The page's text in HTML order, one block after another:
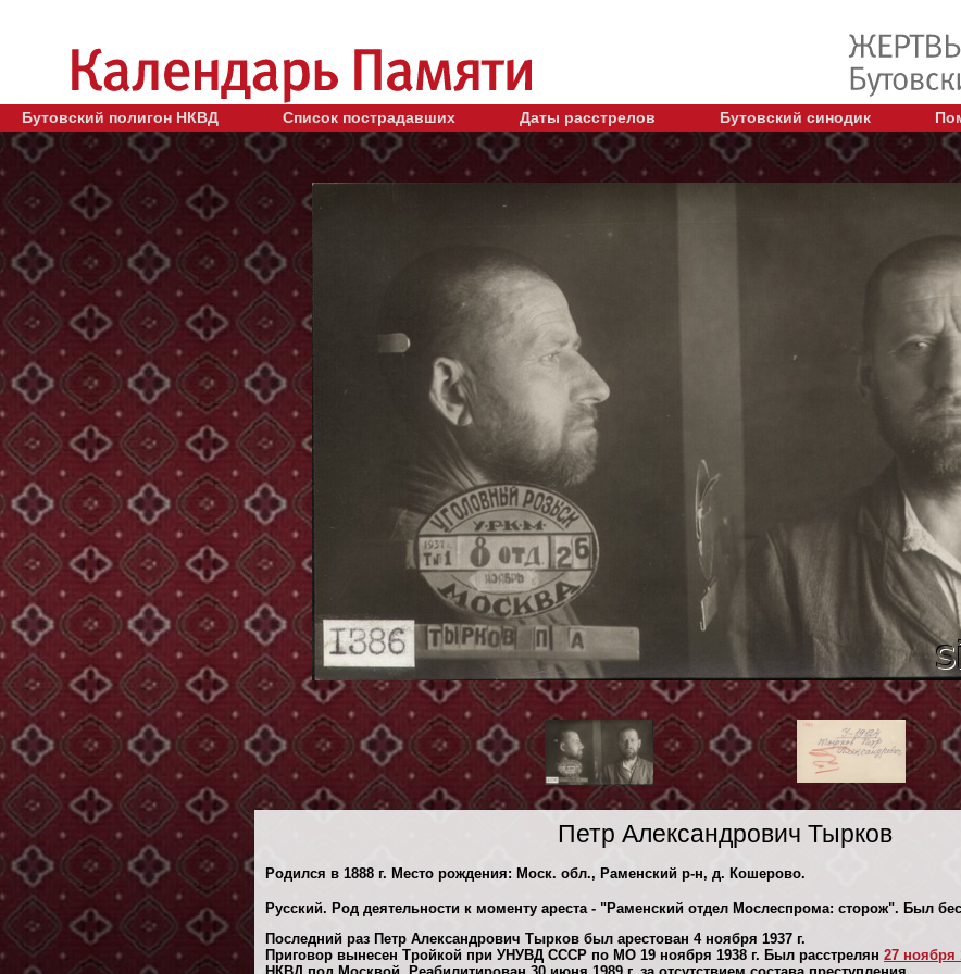
Бутовский полигон НКВД Список пострадавших Даты расстрелов Бутовский синодик
Петр Александрович Тырков
Родился в 1888 г. Место рождения: Моск. обл., Раменский р-н, д. Кошерово.
Русский. Род деятельности к моменту ареста - "Раменский отдел Мослеспрома: сторож". Был
Последний раз Петр Александрович Тырков был арестован 4 ноября 1937 г.
Приговор вынесен Тройкой при УНУВД СССР по МО 19 ноября 1938 г. Был расстрелян 27 ноября